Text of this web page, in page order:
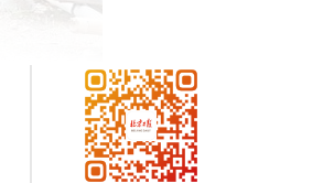
落槌，全国首单蓝碳拍卖交易完成——西沪